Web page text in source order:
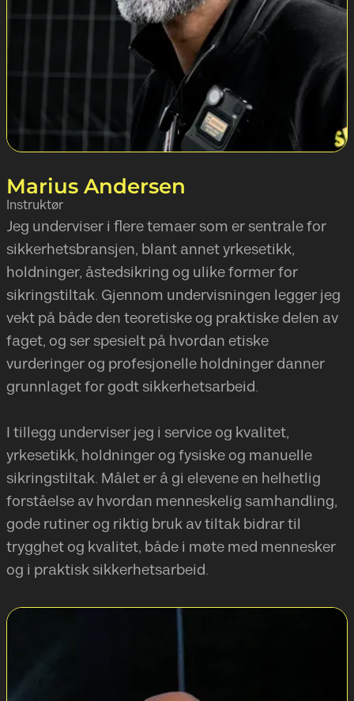
Marius Andersen
Instruktør
Jeg underviser i flere temaer som er sentrale for
sikkerhetsbransjen, blant annet yrkesetikk,
holdninger, åstedsikring og ulike former for
sikringstiltak. Gjennom undervisningen legger jeg
vekt på både den teoretiske og praktiske delen av
faget, og ser spesielt på hvordan etiske
vurderinger og profesjonelle holdninger danner
grunnlaget for godt sikkerhetsarbeid.
I tillegg underviser jeg i service og kvalitet,
yrkesetikk, holdninger og fysiske og manuelle
sikringstiltak. Målet er å gi elevene en helhetlig
forståelse av hvordan menneskelig samhandling,
gode rutiner og riktig bruk av tiltak bidrar til
trygghet og kvalitet, både i møte med mennesker
og i praktisk sikkerhetsarbeid.